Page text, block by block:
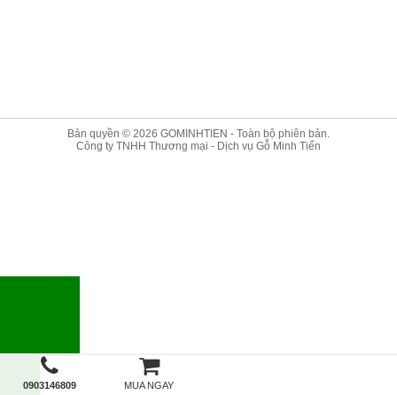
0903146809 MUA NGAY
Bản quyền © 2026 GOMINHTIEN - Toàn bộ phiên bản.
Công ty TNHH Thương mại - Dịch vụ Gỗ Minh Tiến